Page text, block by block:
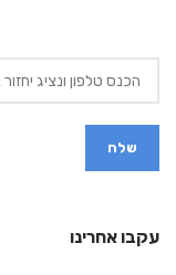
עקבו אחרינו